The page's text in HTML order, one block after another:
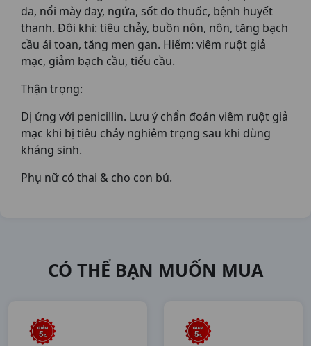
da, nổi mày đay, ngứa, sốt do thuốc, bệnh huyết
thanh. Ðôi khi: tiêu chảy, buồn nôn, nôn, tăng bạch
cầu ái toan, tăng men gan. Hiếm: viêm ruột giả
mạc, giảm bạch cầu, tiểu cầu.
Thận trọng:
Dị ứng với penicillin. Lưu ý chẩn đoán viêm ruột giả
mạc khi bị tiêu chảy nghiêm trọng sau khi dùng
kháng sinh.
Phụ nữ có thai & cho con bú.
CÓ THỂ BẠN MUỐN MUA